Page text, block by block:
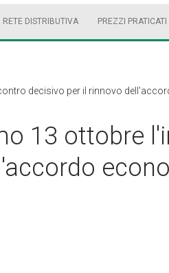
RETE DISTRIBUTIVA PREZZI PRATICATI
decisivo per il rinnovo
13 ottobre